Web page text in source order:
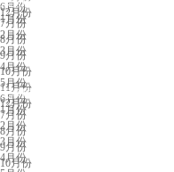
12月份
6月份
7月份
8月份
9月份
10月份
11月份
12月份
1月份
2月份
3月份
4月份
5月份
6月份
7月份
8月份
9月份
10月份
天津展会排期
1月份
2月份
3月份
4月份